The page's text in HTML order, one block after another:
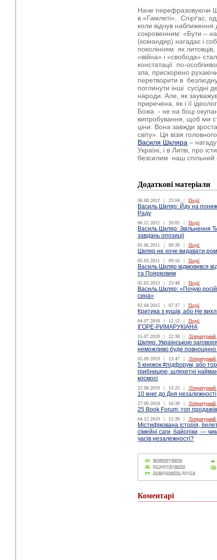
Наче перефразовуючи
в «Гамлеті», Спірґас,
коли відчув
сокровенним: «Бути –
(командир) нагадає і
поколінням як
«війна» і «свобода»
констатації по-
зла, прискорено
перетворити в
поглинути інші сусідні
народи. Але, як
приречена, як і її
Божа - не на боці
випробування, щоб ми
ціни. Вона завжди
світу». Ця візія
Василя Шкляра –
Україні, і в Литві, про
безсилим наш спільний
Додаткові матеріали
06.08.2012 | 23:04 | Події
Василь Шкляр: Йду на
Раду
06.12.2012 | 20:05 | Події
Василь Шкляр: Звільнення
завдань опозиції
01.06.2011 | 09:39 | Події
Шкляр не хоче видавати
05.03.2011 | 09:16 | Події
Василь Шкляр відмовився
та Поярковим
05.03.2013 | 23:48 | Події
Василь Шкляр: «Почую
сина»
02.04.2015 | 07:37 | Події
Критика з кущів, або Не
04.07.2018 | 12:12 | Події
ІГОРЕ-РИМАРУКІАНА
15.07.2020 | 22:38 |
Шкляр: Українською
неможливо буде
05.09.2019 | 13:47 |
5 книжок #підфорум, або
грибницею, шляхетні
космосі
22.08.2019 | 13:25 |
10 книг до Дня незалежності
27.09.2018 | 16:30 |
25 Book Forum: топ продажів
04.12.2019 | 12:39 |
Містифікована історія,
сімейні саги, байопіки, —
часів незалежності?
коментувати
роздрукувати
повідомити друга
Коментарі